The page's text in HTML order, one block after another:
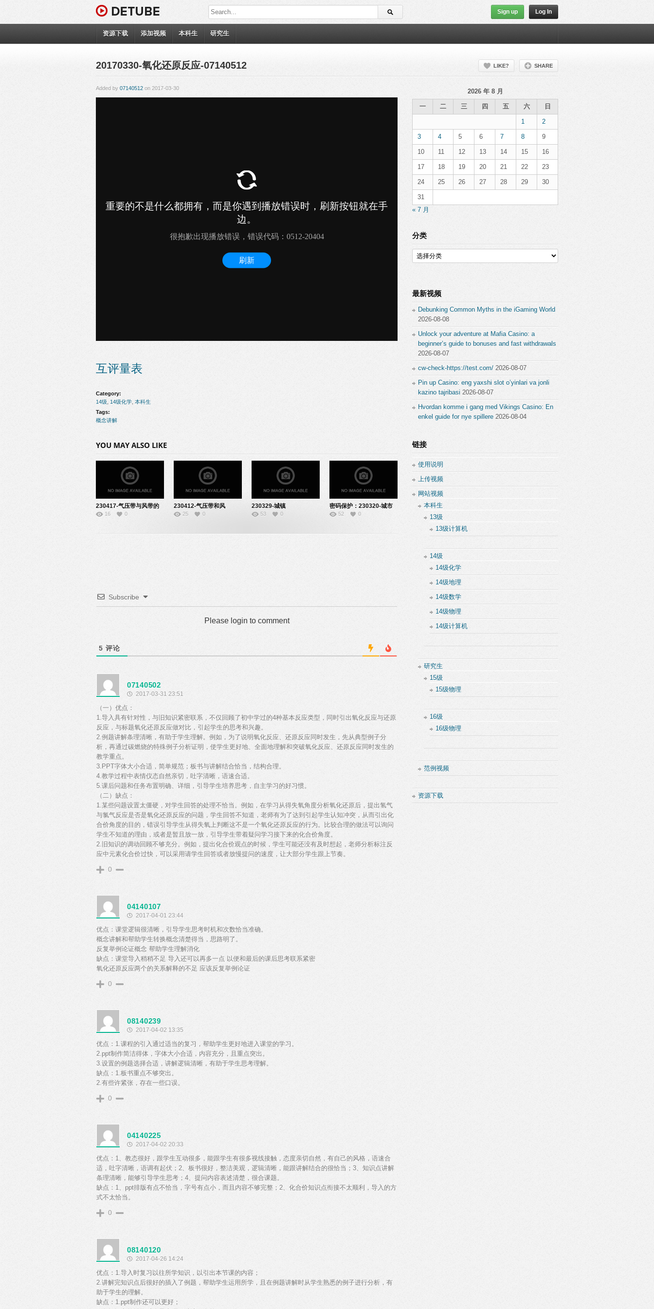
Sign up Log In
资源下载 添加视频 本科生 研究生
20170330-氧化还原反应-07140512 LIKE? SHARE
Added by 07140512 on 2017-03-30
互评量表
Category:
14级
14级化学 本科生
Tags:
概念讲解
YOU MAY ALSO LIKE
230417-气压带与风带的
形成-10200321
16 0
230412-气压带和风
带-10200421
25 0
230329-城镇
化-10200321
53 0
密码保护：230320-城市
化的过程与特
52 0
Subscribe
Please login to comment
5 评论
07140502
2017-03-31 23:51
（一）优点：
1.导入具有针对性，与旧知识紧密联系，不仅回顾了初中学过的4种基本反应类型，同时引出氧化反应与还原
反应，与标题氧化还原反应做对比，引起学生的思考和兴趣。
2.例题讲解条理清晰，有助于学生理解。例如，为了说明氧化反应、还原反应同时发生，先从典型例子分
析，再通过碳燃烧的特殊例子分析证明，使学生更好地、全面地理解和突破氧化反应、还原反应同时发生的
教学重点。
3.PPT字体大小合适，简单规范；板书与讲解结合恰当，结构合理。
4.教学过程中表情仪态自然亲切，吐字清晰，语速合适。
5.课后问题和任务布置明确、详细，引导学生培养思考，自主学习的好习惯。
（二）缺点：
1.某些问题设置太僵硬，对学生回答的处理不恰当。例如，在学习从得失氧角度分析氧化还原后，提出氢气
与氯气反应是否是氧化还原反应的问题，学生回答不知道，老师有为了达到引起学生认知冲突，从而引出化
合价角度的目的，错误引导学生从得失氧上判断这不是一个氧化还原反应的行为。比较合理的做法可以询问
学生不知道的理由，或者是暂且放一放，引导学生带着疑问学习接下来的化合价角度。
2.旧知识的调动回顾不够充分。例如，提出化合价观点的时候，学生可能还没有及时想起，老师分析标注反
应中元素化合价过快，可以采用请学生回答或者放慢提问的速度，让大部分学生跟上节奏。
0
04140107
2017-04-01 23:44
优点：课堂逻辑很清晰，引导学生思考时机和次数恰当准确。
概念讲解和帮助学生转换概念清楚得当，思路明了。
反复举例论证概念 帮助学生理解消化
缺点：课堂导入稍稍不足 导入还可以再多一点 以便和最后的课后思考联系紧密
氧化还原反应两个的关系解释的不足 应该反复举例论证
0
08140239
2017-04-02 13:35
优点：1.课程的引入通过适当的复习，帮助学生更好地进入课堂的学习。
2.ppt制作简洁得体，字体大小合适，内容充分，且重点突出。
3.设置的例题选择合适，讲解逻辑清晰，有助于学生思考理解。
缺点：1.板书重点不够突出。
2.有些许紧张，存在一些口误。
0
04140225
2017-04-02 20:33
优点：1、教态很好，跟学生互动很多，能跟学生有很多视线接触，态度亲切自然，有自己的风格，语速合
适，吐字清晰，语调有起伏；2、板书很好，整洁美观，逻辑清晰，能跟讲解结合的很恰当；3、知识点讲解
条理清晰，能够引导学生思考；4、提问内容表述清楚，很合课题。
缺点：1、ppt排版有点不恰当，字号有点小，而且内容不够完整；2、化合价知识点衔接不太顺利，导入的方
式不太恰当。
0
08140120
2017-04-26 14:24
优点：1.导入时复习以往所学知识，以引出本节课的内容；
2.讲解完知识点后很好的插入了例题，帮助学生运用所学，且在例题讲解时从学生熟悉的例子进行分析，有
助于学生的理解。
缺点：1.ppt制作还可以更好；
2026 年 8 月
一 二 三 四 五 六 日
1 2
3 4 5 6 7 8 9
10 11 12 13 14 15 16
17 18 19 20 21 22 23
24 25 26 27 28 29 30
31
« 7 月
分类
分
类
最新视频
Debunking Common Myths in the iGaming World
2026-08-08
Unlock your adventure at Mafia Casino: a
beginner’s guide to bonuses and fast withdrawals
2026-08-07
cw-check-https://test.com/ 2026-08-07
Pin up Casino: eng yaxshi slot o’yinlari va jonli
kazino tajribasi 2026-08-07
Hvordan komme i gang med Vikings Casino: En
enkel guide for nye spillere 2026-08-04
链接
使用说明
上传视频
网站视频
本科生
13级
13级计算机
14级
14级化学
14级地理
14级数学
14级物理
14级计算机
研究生
15级
15级物理
16级
16级物理
范例视频
资源下载